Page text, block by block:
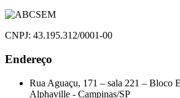
CNPJ: 43.195.312/0001-00
Endereço
Rua Aguaçu, 171 – sala 221 – Bloco
Alphaville - Campinas/SP